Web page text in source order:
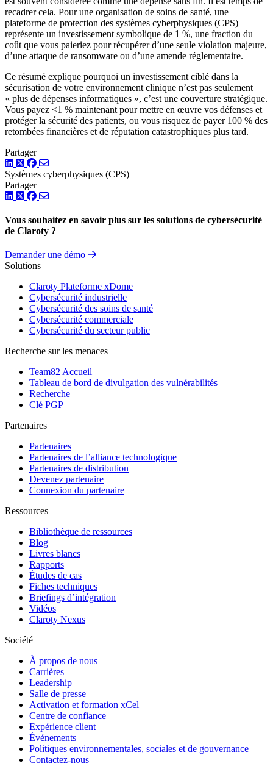
recadrer cela. Pour une organisation de soins de santé, une
plateforme de protection des systèmes cyberphysiques (CPS)
représente un investissement symbolique de 1 %, une fraction du
coût que vous paieriez pour récupérer d’une seule violation majeure,
d’une attaque de ransomware ou d’une amende réglementaire.
Ce résumé explique pourquoi un investissement ciblé dans la
sécurisation de votre environnement clinique n’est pas seulement
« plus de dépenses informatiques », c’est une couverture stratégique.
Vous payez <1 % maintenant pour mettre en œuvre vos défenses et
protéger la sécurité des patients, ou vous risquez de payer 100 % des
retombées financières et de réputation catastrophiques plus tard.
Partager
LinkedIn
TwitterFacebook
Systèmes cyberphysiques (CPS)
Partager
LinkedIn
TwitterFacebook
Vous souhaitez en savoir plus sur les solutions de cybersécurité
de Claroty ?
Demander une démo
Solutions
Claroty Plateforme xDome
Cybersécurité industrielle
Cybersécurité des soins de santé
Cybersécurité commerciale
Cybersécurité du secteur public
Recherche sur les menaces
Team82 Accueil
Tableau de bord de divulgation des vulnérabilités
Recherche
Clé PGP
Partenaires
Partenaires
Partenaires de l’alliance technologique
Partenaires de distribution
Devenez partenaire
Connexion du partenaire
Ressources
Bibliothèque de ressources
Blog
Livres blancs
Rapports
Études de cas
Fiches techniques
Briefings d’intégration
Vidéos
Claroty Nexus
Société
À propos de nous
Carrières
Leadership
Salle de presse
Activation et formation xCel
Centre de confiance
Expérience client
Événements
Politiques environnementales, sociales et de gouvernance
Contactez-nous